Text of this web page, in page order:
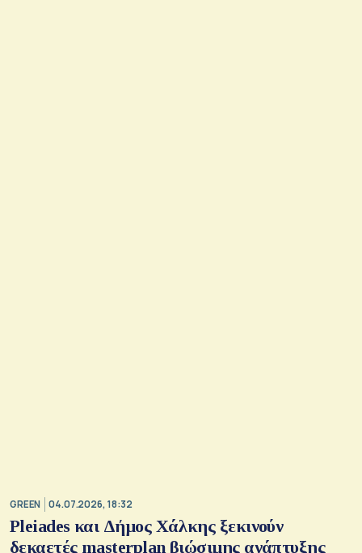
GREEN 04.07.2026, 18:32
Pleiades και Δήμος Χάλκης ξεκινούν
δεκαετές masterplan βιώσιμης ανάπτυξης